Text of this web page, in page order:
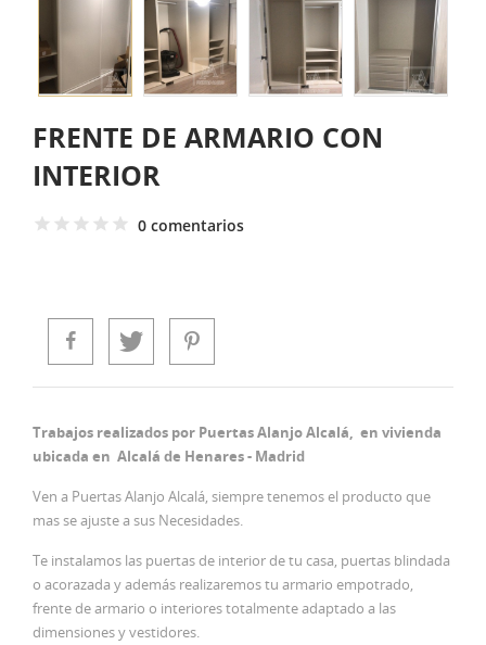
FRENTE DE ARMARIO CON
INTERIOR
0 comentarios
Trabajos realizados por Puertas Alanjo Alcalá, en vivienda
ubicada en Alcalá de Henares - Madrid
Ven a Puertas Alanjo Alcalá, siempre tenemos el producto que
mas se ajuste a sus Necesidades.
Te instalamos las puertas de interior de tu casa, puertas blindada
o acorazada y además realizaremos tu armario empotrado,
frente de armario o interiores totalmente adaptado a las
dimensiones y vestidores.